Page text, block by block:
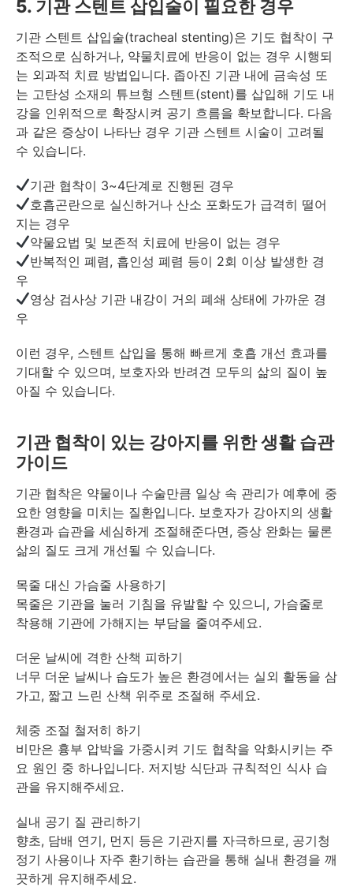
5. 기관 스텐트 삽입술이 필요한 경우
기관 스텐트 삽입술(tracheal stenting)은 기도 협착이 구
조적으로 심하거나, 약물치료에 반응이 없는 경우 시행되
는 외과적 치료 방법입니다. 좁아진 기관 내에 금속성 또
는 고탄성 소재의 튜브형 스텐트(stent)를 삽입해 기도 내
강을 인위적으로 확장시켜 공기 흐름을 확보합니다. 다음
과 같은 증상이 나타난 경우 기관 스텐트 시술이 고려될
수 있습니다.
기관 협착이 3~4단계로 진행된 경우
호흡곤란으로 실신하거나 산소 포화도가 급격히 떨어
지는 경우
약물요법 및 보존적 치료에 반응이 없는 경우
반복적인 폐렴, 흡인성 폐렴 등이 2회 이상 발생한 경
우
영상 검사상 기관 내강이 거의 폐쇄 상태에 가까운 경
우
이런 경우, 스텐트 삽입을 통해 빠르게 호흡 개선 효과를
기대할 수 있으며, 보호자와 반려견 모두의 삶의 질이 높
아질 수 있습니다.
기관 협착이 있는 강아지를 위한 생활 습관
가이드
기관 협착은 약물이나 수술만큼 일상 속 관리가 예후에 중
요한 영향을 미치는 질환입니다. 보호자가 강아지의 생활
환경과 습관을 세심하게 조절해준다면, 증상 완화는 물론
삶의 질도 크게 개선될 수 있습니다.
목줄 대신 가슴줄 사용하기
목줄은 기관을 눌러 기침을 유발할 수 있으니, 가슴줄로
착용해 기관에 가해지는 부담을 줄여주세요.
더운 날씨에 격한 산책 피하기
너무 더운 날씨나 습도가 높은 환경에서는 실외 활동을 삼
가고, 짧고 느린 산책 위주로 조절해 주세요.
체중 조절 철저히 하기
비만은 흉부 압박을 가중시켜 기도 협착을 악화시키는 주
요 원인 중 하나입니다. 저지방 식단과 규칙적인 식사 습
관을 유지해주세요.
실내 공기 질 관리하기
향초, 담배 연기, 먼지 등은 기관지를 자극하므로, 공기청
정기 사용이나 자주 환기하는 습관을 통해 실내 환경을 깨
끗하게 유지해주세요.